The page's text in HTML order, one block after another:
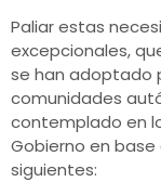
Paliar estas
excepcionales,
se han adoptado
comunidades
contemplado en
Gobierno en
siguientes: